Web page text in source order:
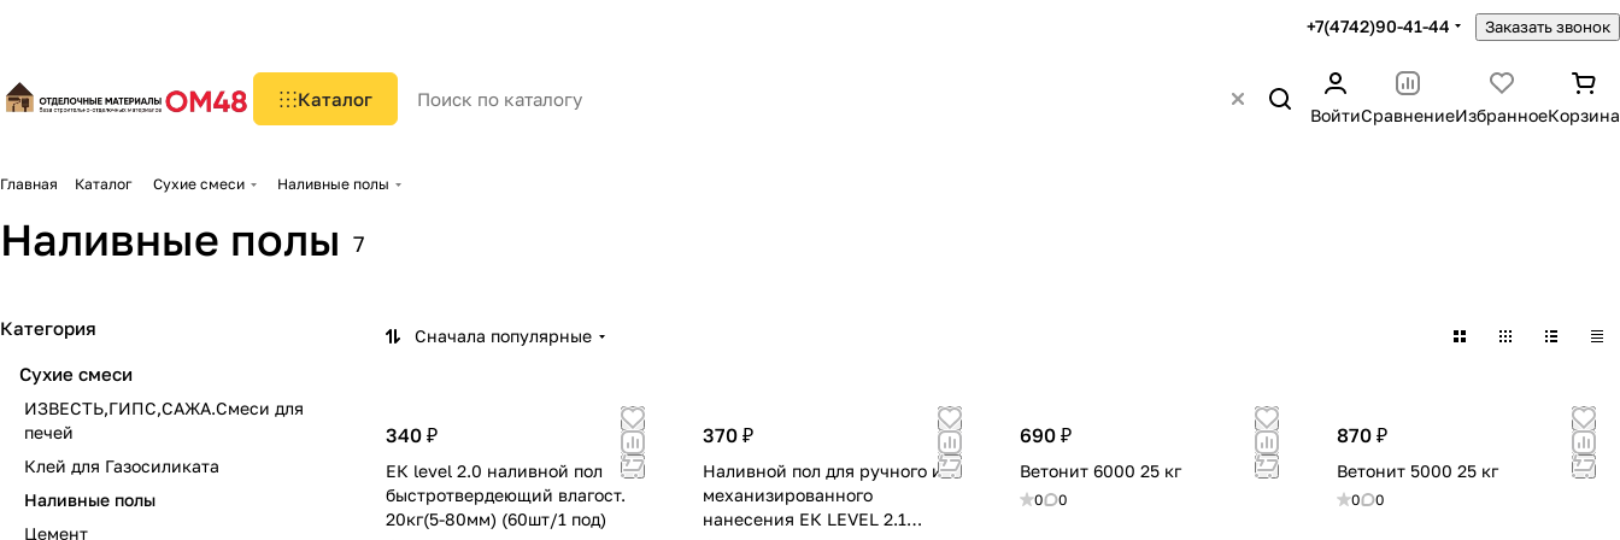
+7(4742)90-41-44 Заказать звонок
Каталог
ВойтиСравнениеИзбранноеКорзина
Главная Каталог Сухие смеси Наливные полы
Наливные полы 7
Сначала популярные
340 ₽
ЕК level 2.0 наливной пол
быстротвердеющий влагост.
20кг(5-80мм) (60шт/1 под)
370 ₽
Наливной пол для ручного и
механизированного
нанесения ЕК LEVEL 2.1
690 ₽
Ветонит 6000 25 кг
0 0
870 ₽
Ветонит 5000 25 кг
0 0
Категория
Сухие смеси
ИЗВЕСТЬ,ГИПС,САЖА.Смеси для
печей
Клей для Газосиликата
Наливные полы
Цемент